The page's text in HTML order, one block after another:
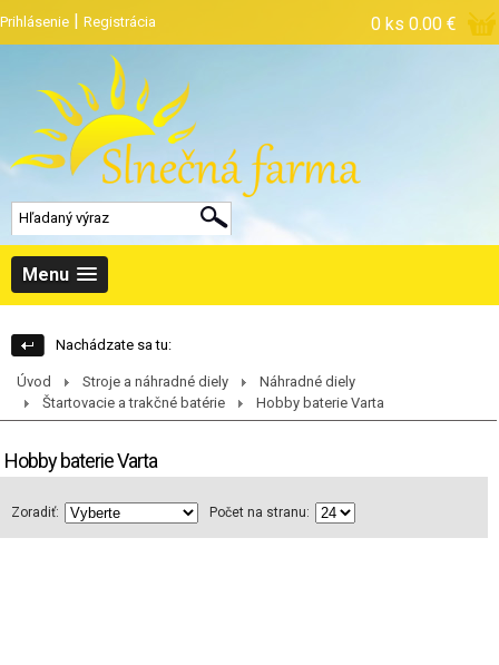
Prihlásenie | Registrácia 0 ks 0.00 €
Menu
Nachádzate sa tu:
Úvod Stroje a náhradné diely
Náhradné diely
Štartovacie a trakčné batérie
Hobby baterie Varta
Hobby baterie Varta
Zoradiť: Počet na stranu: